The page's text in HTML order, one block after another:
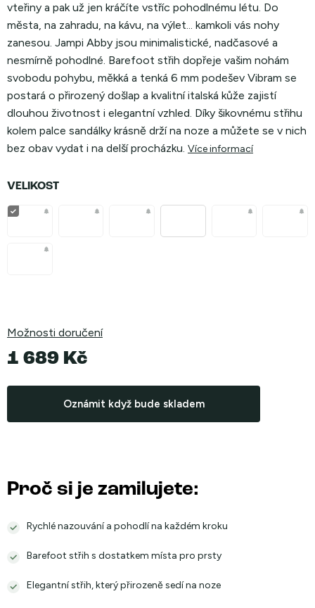
vteřiny a pak už jen kráčíte vstříc pohodlnému létu. Do
města, na zahradu, na kávu, na výlet... kamkoli vás nohy
zanesou. Jampi Abby jsou minimalistické, nadčasové a
nesmírně pohodlné. Barefoot střih dopřeje vašim nohám
svobodu pohybu, měkká a tenká 6 mm podešev Vibram se
postará o přirozený došlap a kvalitní italská kůže zajistí
dlouhou životnost i elegantní vzhled. Díky šikovnému střihu
kolem palce sandálky krásně drží na noze a můžete se v nich
bez obav vydat i na delší procházku. Více informací
VELIKOST
Možnosti doručení
1 689 Kč
cena:
Oznámit když bude skladem
Proč si je zamilujete:
Rychlé nazouvání a pohodlí na každém kroku
Barefoot střih s dostatkem místa pro prsty
Elegantní střih, který přirozeně sedí na noze